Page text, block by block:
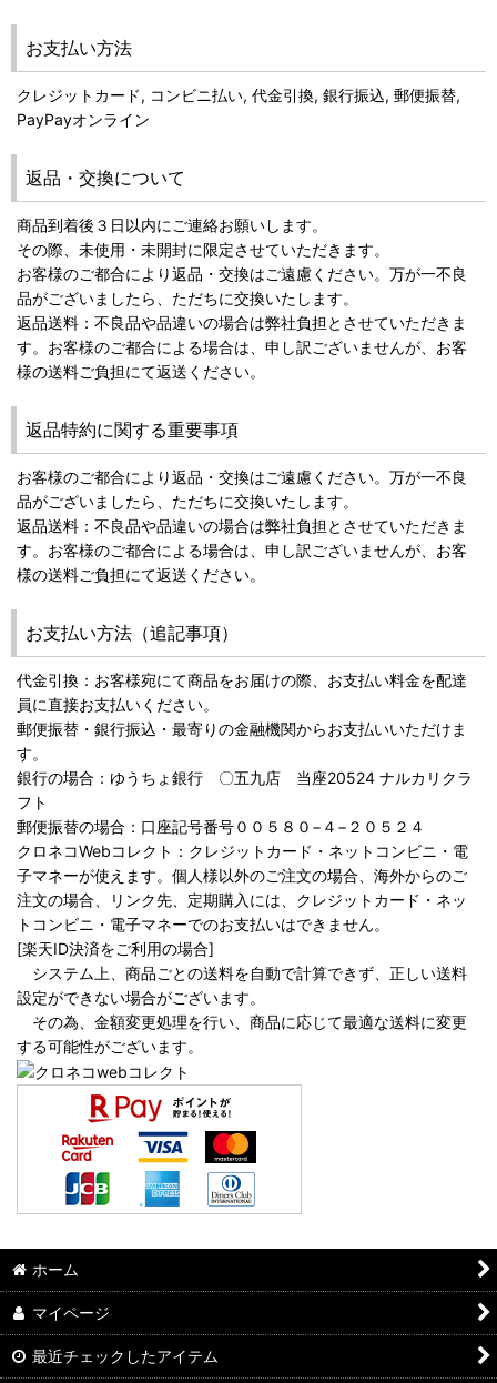
お支払い方法
クレジットカード, コンビニ払い, 代金引換, 銀行振込, 郵便振替,
PayPayオンライン
返品・交換について
商品到着後３日以内にご連絡お願いします。
その際、未使用・未開封に限定させていただきます。
お客様のご都合により返品・交換はご遠慮ください。万が一不良
品がございましたら、ただちに交換いたします。
返品送料：不良品や品違いの場合は弊社負担とさせていただきま
す。お客様のご都合による場合は、申し訳ございませんが、お客
様の送料ご負担にて返送ください。
返品特約に関する重要事項
お客様のご都合により返品・交換はご遠慮ください。万が一不良
品がございましたら、ただちに交換いたします。
返品送料：不良品や品違いの場合は弊社負担とさせていただきま
す。お客様のご都合による場合は、申し訳ございませんが、お客
様の送料ご負担にて返送ください。
お支払い方法（追記事項）
代金引換：お客様宛にて商品をお届けの際、お支払い料金を配達
員に直接お支払いください。
郵便振替・銀行振込・最寄りの金融機関からお支払いいただけま
す。
銀行の場合：ゆうちょ銀行 〇五九店 当座20524 ナルカリクラ
フト
郵便振替の場合：口座記号番号００５８０−４−２０５２４
クロネコWebコレクト：クレジットカード・ネットコンビニ・電
子マネーが使えます。個人様以外のご注文の場合、海外からのご
注文の場合、リンク先、定期購入には、クレジットカード・ネッ
トコンビニ・電子マネーでのお支払いはできません。
[楽天ID決済をご利用の場合]
システム上、商品ごとの送料を自動で計算できず、正しい送料
設定ができない場合がございます。
その為、金額変更処理を行い、商品に応じて最適な送料に変更
する可能性がございます。
ホーム
マイページ
最近チェックしたアイテム